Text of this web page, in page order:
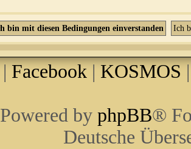
| Facebook | KOSMOS
Powered by phpBB®
Deutsche